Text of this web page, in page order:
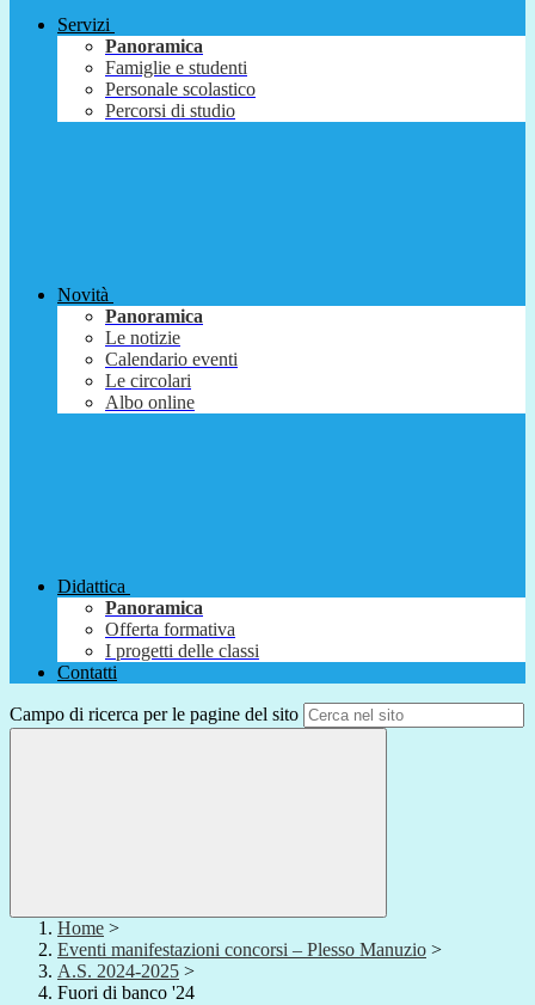
Servizi
Panoramica
Famiglie e studenti
Personale scolastico
Percorsi di studio
Novità
Panoramica
Le notizie
Calendario eventi
Le circolari
Albo online
Didattica
Panoramica
Offerta formativa
I progetti delle classi
Contatti
Campo di ricerca per le pagine del sito
Home >
Eventi manifestazioni concorsi – Plesso Manuzio >
A.S. 2024-2025 >
Fuori di banco '24